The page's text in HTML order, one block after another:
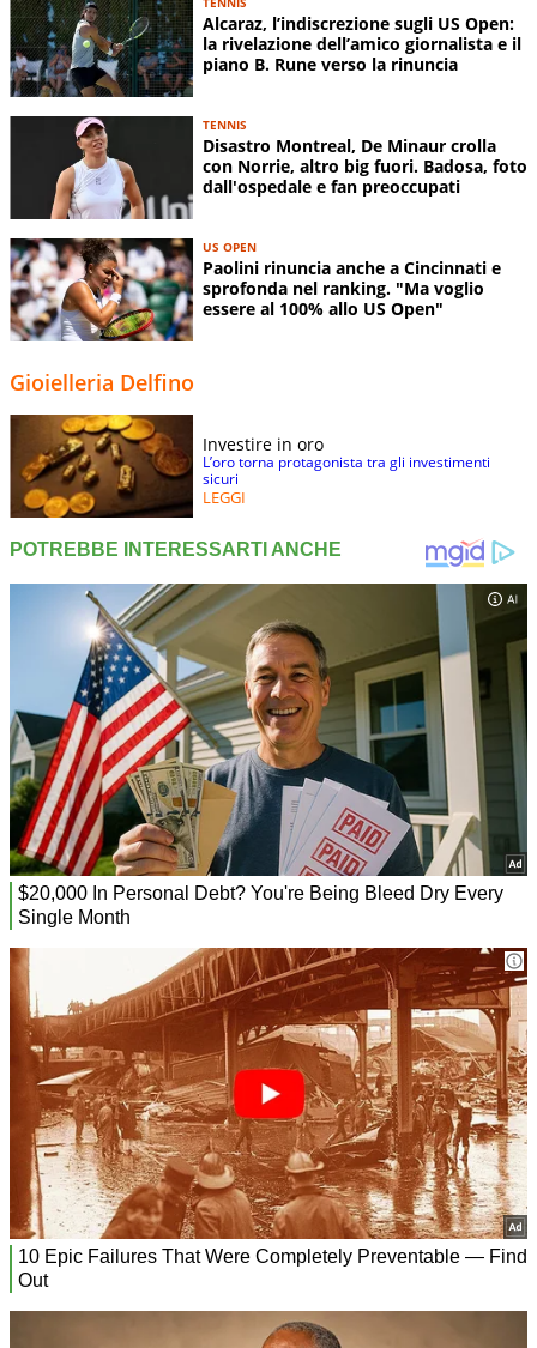
Alcaraz, l’indiscrezione sugli US Open:
la rivelazione dell’amico giornalista e il
piano B. Rune verso la rinuncia
TENNIS
Disastro Montreal, De Minaur crolla
con Norrie, altro big fuori. Badosa, foto
dall'ospedale e fan preoccupati
US OPEN
Paolini rinuncia anche a Cincinnati e
sprofonda nel ranking. "Ma voglio
essere al 100% allo US Open"
Gioielleria Delfino
Investire in oro
L’oro torna protagonista tra gli investimenti
sicuri
LEGGI